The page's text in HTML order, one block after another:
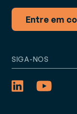
Entre em
SIGA-NOS